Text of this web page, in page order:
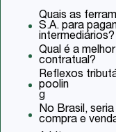
Quais as
S.A. para
intermediários?
Qual é a
contratual?
Reflexos
poolin
g
No Brasil,
compra e